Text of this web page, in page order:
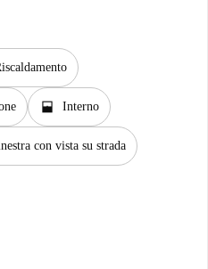
window_open Interno
con vista su strada